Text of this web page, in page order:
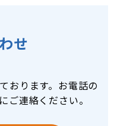
せ
おります。お電話の
ご連絡ください。